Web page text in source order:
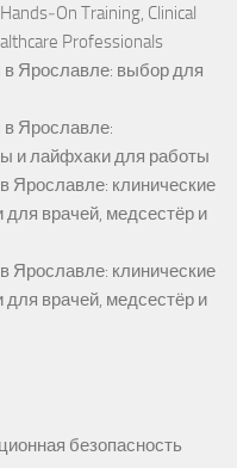
Training, Clinical
Professionals
в Ярославле: выбор для
в Ярославле:
и лайфхаки для работы
Ярославле: клинические
врачей, медсестёр и
Ярославле: клинические
врачей, медсестёр и
безопасность